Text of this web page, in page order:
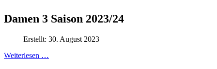
Damen 3 Saison 2023/24
Erstellt: 30. August 2023
Weiterlesen …